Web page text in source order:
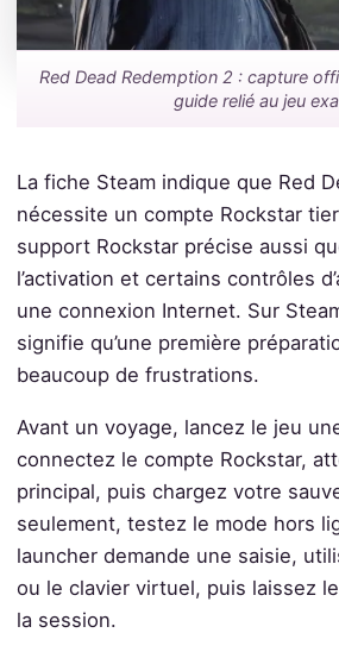
Red Dead Redemption 2 : capture
guide relié au jeu
La fiche Steam indique que Red
nécessite un compte Rockstar
support Rockstar précise aussi
l’activation et certains contrôles
une connexion Internet. Sur
signifie qu’une première
beaucoup de frustrations.
Avant un voyage, lancez le jeu
connectez le compte Rockstar,
principal, puis chargez votre
seulement, testez le mode hors
launcher demande une saisie,
ou le clavier virtuel, puis laissez
la session.